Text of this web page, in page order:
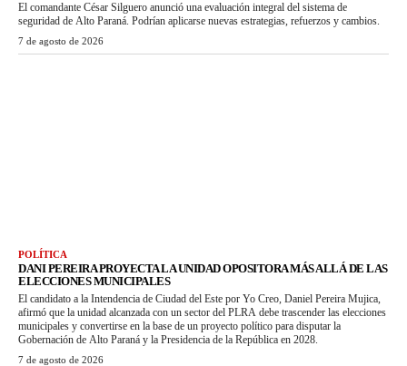
El comandante César Silguero anunció una evaluación integral del sistema de
seguridad de Alto Paraná. Podrían aplicarse nuevas estrategias, refuerzos y cambios.
7 de agosto de 2026
POLÍTICA
DANI PEREIRA PROYECTA LA UNIDAD OPOSITORA MÁS ALLÁ DE LAS
ELECCIONES MUNICIPALES
El candidato a la Intendencia de Ciudad del Este por Yo Creo, Daniel Pereira Mujica,
afirmó que la unidad alcanzada con un sector del PLRA debe trascender las elecciones
municipales y convertirse en la base de un proyecto político para disputar la
Gobernación de Alto Paraná y la Presidencia de la República en 2028.
7 de agosto de 2026